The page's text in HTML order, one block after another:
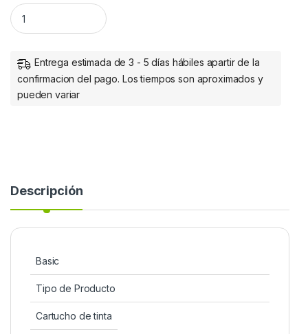
TINTA COLOR AMARILLO PARA MODE- LOS WF-C5290 /
Entrega estimada de 3 - 5 días hábiles apartir de la
confirmacion del pago. Los tiempos son aproximados y
pueden variar
Descripción
Basic
Tipo de Producto
Cartucho de tinta